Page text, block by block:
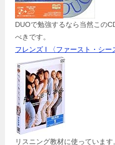
DUOで勉強するなら当然この
べきです。
フレンズ I 〈ファースト・シー
リスニング教材に使っていま